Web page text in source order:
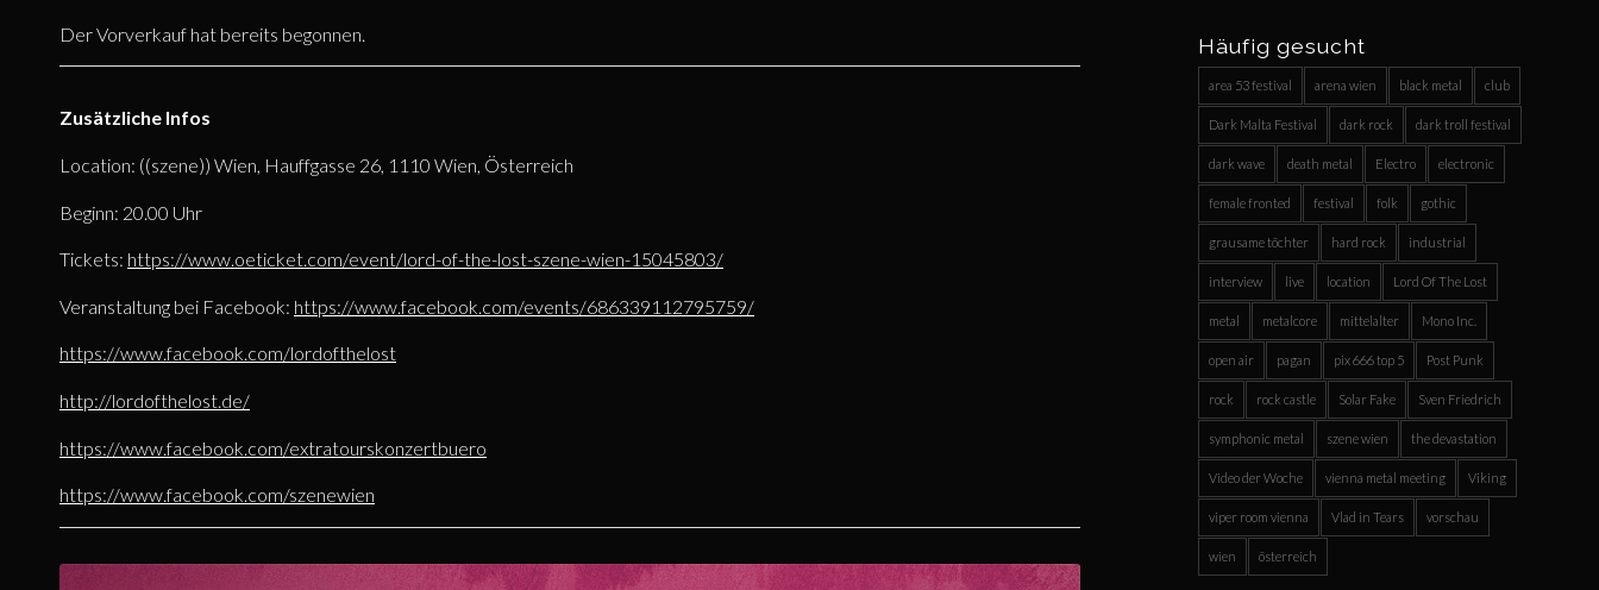
Der Vorverkauf hat bereits begonnen.
Zusätzliche Infos
Location: ((szene)) Wien, Hauffgasse 26, 1110 Wien, Österreich
Beginn: 20.00 Uhr
Tickets: https://www.oeticket.com/event/lord-of-the-lost-szene-wien-15045803/
Veranstaltung bei Facebook: https://www.facebook.com/events/686339112795759/
https://www.facebook.com/lordofthelost
http://lordofthelost.de/
https://www.facebook.com/extratourskonzertbuero
https://www.facebook.com/szenewien
Häufig gesucht
area 53 festival arena wien black metal club
Dark Malta Festival dark rock dark troll festival
dark wave death metal Electro electronic
female fronted festival folk gothic
grausame töchter hard rock industrial
interview live location Lord Of The Lost
metal metalcore mittelalter Mono Inc.
open air pagan pix 666 top 5 Post Punk
rock rock castle Solar Fake Sven Friedrich
symphonic metal szene wien the devastation
Video der Woche vienna metal meeting Viking
viper room vienna Vlad in Tears vorschau
wien österreich